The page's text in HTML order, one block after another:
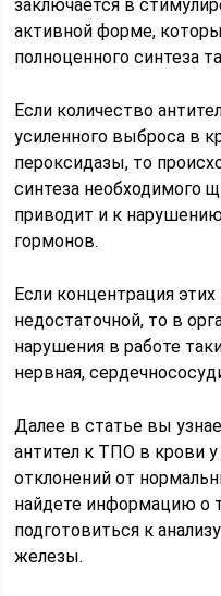
заключается в
активной форме,
полноценного синтеза
Если количество
усиленного выброса в
пероксидазы, то
синтеза необходимого
приводит и к
гормонов.
Если концентрация
недостаточной, то в
нарушения в работе
нервная,
Далее в статье вы
антител к ТПО в крови
отклонений от
найдете информацию о
подготовиться к
железы.